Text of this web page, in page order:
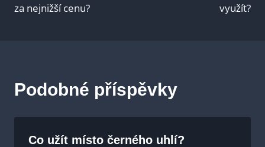
příspěvek
za nejnižší cenu?
využít?
Podobné příspěvky
Co užít místo černého uhlí?